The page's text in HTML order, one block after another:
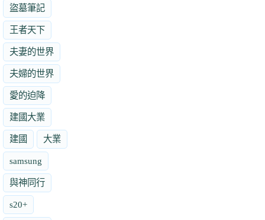
盜墓筆記
王者天下
夫妻的世界
夫婦的世界
愛的迫降
建國大業
建國 大業
samsung
與神同行
s20+